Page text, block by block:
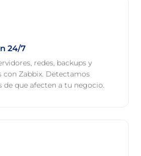
24/7
redes, backups y
con Zabbix. Detectamos
de que afecten a tu negocio.